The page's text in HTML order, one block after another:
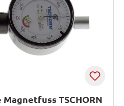
TSCHORN